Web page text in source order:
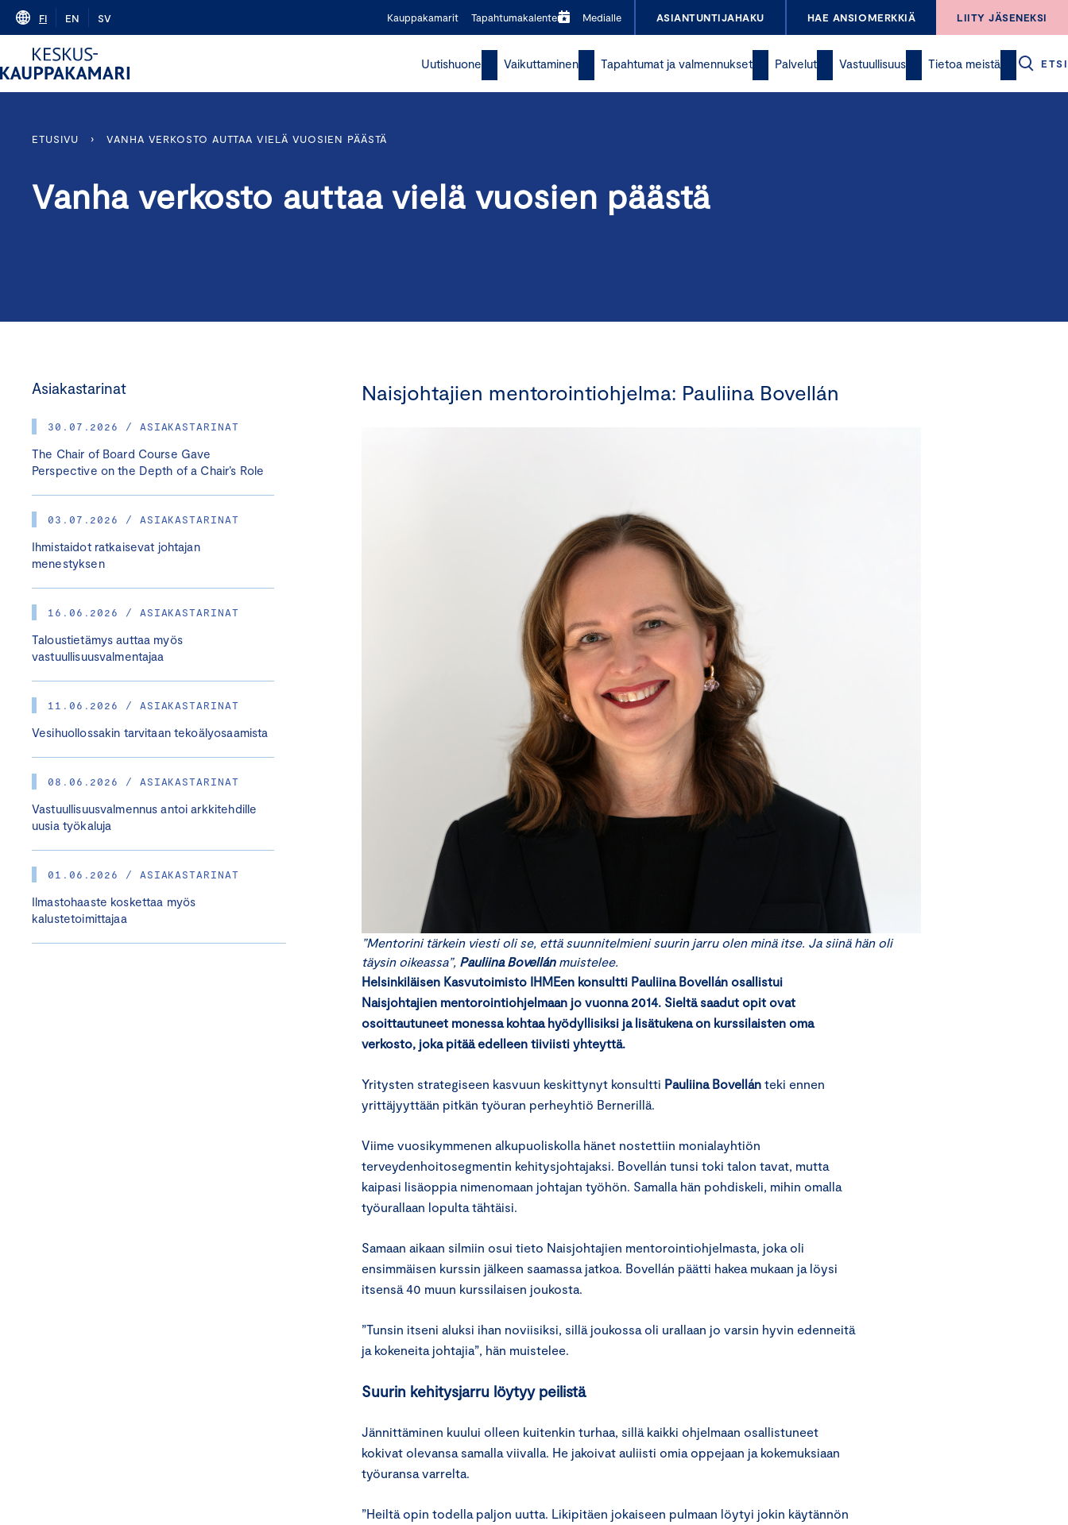
Skip
content
FI EN SV Kauppakamarit Tapahtumakalenteri Medialle ASIANTUNTIJAHAKU HAE ANSIOMERKKIÄ LIITY JÄSENEKSI
Uutishuone Vaikuttaminen Tapahtumat ja valmennukset Palvelut Vastuullisuus Tietoa meistä ETSI
ETUSIVU › VANHA VERKOSTO AUTTAA VIELÄ VUOSIEN PÄÄSTÄ
Vanha verkosto auttaa vielä vuosien päästä
Asiakastarinat
30.07.2026 / ASIAKASTARINAT
The Chair of Board Course Gave
Perspective on the Depth of a Chair’s Role
03.07.2026 / ASIAKASTARINAT
Ihmistaidot ratkaisevat johtajan
menestyksen
16.06.2026 / ASIAKASTARINAT
Taloustietämys auttaa myös
vastuullisuusvalmentajaa
11.06.2026 / ASIAKASTARINAT
Vesihuollossakin tarvitaan tekoälyosaamista
08.06.2026 / ASIAKASTARINAT
Vastuullisuusvalmennus antoi arkkitehdille
uusia työkaluja
01.06.2026 / ASIAKASTARINAT
Ilmastohaaste koskettaa myös
kalustetoimittajaa
Naisjohtajien mentorointiohjelma: Pauliina Bovellán
”Mentorini tärkein viesti oli se, että suunnitelmieni suurin jarru olen minä itse. Ja siinä hän oli
täysin oikeassa”, Pauliina Bovellánmuistelee.
Helsinkiläisen Kasvutoimisto IHMEen konsultti Pauliina Bovellán osallistui
Naisjohtajien mentorointiohjelmaan jo vuonna 2014. Sieltä saadut opit ovat
osoittautuneet monessa kohtaa hyödyllisiksi ja lisätukena on kurssilaisten oma
verkosto, joka pitää edelleen tiiviisti yhteyttä.
Yritysten strategiseen kasvuun keskittynyt konsultti Pauliina Bovellán teki ennen
yrittäjyyttään pitkän työuran perheyhtiö Bernerillä.
Viime vuosikymmenen alkupuoliskolla hänet nostettiin monialayhtiön
terveydenhoitosegmentin kehitysjohtajaksi. Bovellán tunsi toki talon tavat, mutta
kaipasi lisäoppia nimenomaan johtajan työhön. Samalla hän pohdiskeli, mihin omalla
työurallaan lopulta tähtäisi.
Samaan aikaan silmiin osui tieto Naisjohtajien mentorointiohjelmasta, joka oli
ensimmäisen kurssin jälkeen saamassa jatkoa. Bovellán päätti hakea mukaan ja löysi
itsensä 40 muun kurssilaisen joukosta.
”Tunsin itseni aluksi ihan noviisiksi, sillä joukossa oli urallaan jo varsin hyvin edenneitä
ja kokeneita johtajia”, hän muistelee.
Suurin kehitysjarru löytyy peilistä
Jännittäminen kuului olleen kuitenkin turhaa, sillä kaikki ohjelmaan osallistuneet
kokivat olevansa samalla viivalla. He jakoivat auliisti omia oppejaan ja kokemuksiaan
työuransa varrelta.
”Heiltä opin todella paljon uutta. Likipitäen jokaiseen pulmaan löytyi jokin käytännön